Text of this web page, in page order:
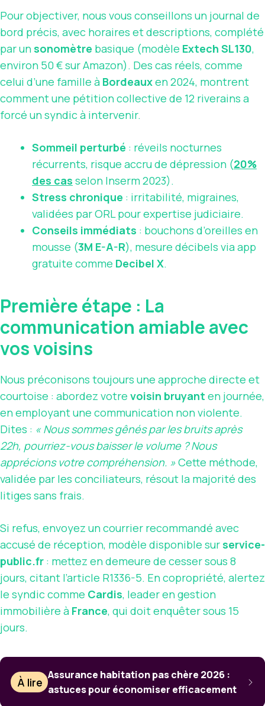
Pour objectiver, nous vous conseillons un journal de
bord précis, avec horaires et descriptions, complété
par un sonomètre basique (modèle Extech SL130,
environ 50 € sur Amazon). Des cas réels, comme
celui d’une famille à Bordeauxen 2024, montrent
comment une pétition collective de 12 riverains a
forcé un syndic à intervenir.
Sommeil perturbé : réveils nocturnes
récurrents, risque accru de dépression (20%
des cas selon Inserm 2023).
Stress chronique : irritabilité, migraines,
validées par ORL pour expertise judiciaire.
Conseils immédiats : bouchons d’oreilles en
mousse (3M E-A-R), mesure décibels via app
gratuite comme Decibel X.
Première étape : La
communication amiable avec
vos voisins
Nous préconisons toujours une approche directe et
courtoise : abordez votre voisin bruyant en journée,
en employant une communication non violente.
Dites : « Nous sommes gênés par les bruits après
22h, pourriez-vous baisser le volume ? Nous
apprécions votre compréhension. »Cette méthode,
validée par les conciliateurs, résout la majorité des
litiges sans frais.
Si refus, envoyez un courrier recommandé avec
accusé de réception, modèle disponible sur service-
public.fr : mettez en demeure de cesser sous 8
jours, citant l’article R1336-5. En copropriété, alertez
le syndic comme Cardis, leader en gestion
immobilière à France, qui doit enquêter sous 15
jours.
À lire
Assurance habitation pas chère 2026 :
astuces pour économiser efficacement